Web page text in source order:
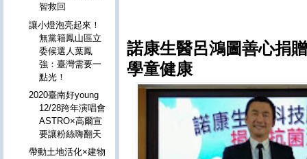
諾康生醫呂鴻圖善心捐
學童健康
智救回
讓小燈泡亮起來！
無黨籍鳳山區立
委候選人葉鳳
強：臺灣需要一
點光！
2020臺南好young
12/28跨年演唱會
ASTRO×高爾宣
要讓粉絲嗨翻天
帶動土地活化×建物